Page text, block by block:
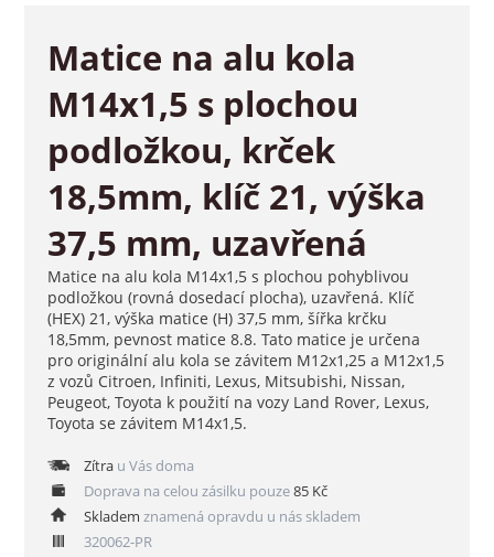
Matice na alu kola
M14x1,5 s plochou
podložkou, krček
18,5mm, klíč 21, výška
37,5 mm, uzavřená
Matice na alu kola M14x1,5 s plochou pohyblivou
podložkou (rovná dosedací plocha), uzavřená. Klíč
(HEX) 21, výška matice (H) 37,5 mm, šířka krčku
18,5mm, pevnost matice 8.8. Tato matice je určena
pro originální alu kola se závitem M12x1,25 a M12x1,5
z vozů Citroen, Infiniti, Lexus, Mitsubishi, Nissan,
Peugeot, Toyota k použití na vozy Land Rover, Lexus,
Toyota se závitem M14x1,5.
Zítrau Vás doma
Doprava na celou zásilku pouze85 Kč
Skladem znamená opravdu u nás skladem
320062-PR